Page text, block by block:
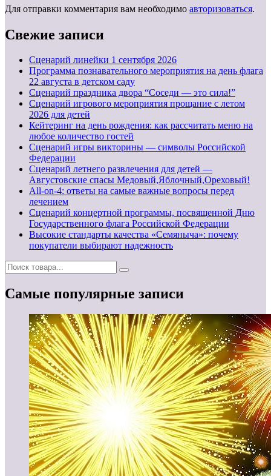
Для отправки комментария вам необходимо авторизоваться.
Свежие записи
Cценарий линейки 1 сентября 2026
Программа познавательного мероприятия на день флага
22 августа в детском саду
Сценарий праздника двора “Соседи — это сила!”
Сценарий игрового мероприятия прощание с летом
2026 для детей
Кейтеринг на день рождения: как рассчитать меню на
любое количество гостей
Сценарий игры викторины — символы Российской
Федерации
Сценарий летнего развлечения для детей —
Августовские спасы Медовый,Яблочный,Ореховый!
All-on-4: ответы на самые важные вопросы перед
лечением
Сценарий концертной программы, посвященной Дню
Государственного флага Российской Федерации
Высокие стандарты качества «Семяныча»: почему
покупатели выбирают надежность
Самые популярные записи